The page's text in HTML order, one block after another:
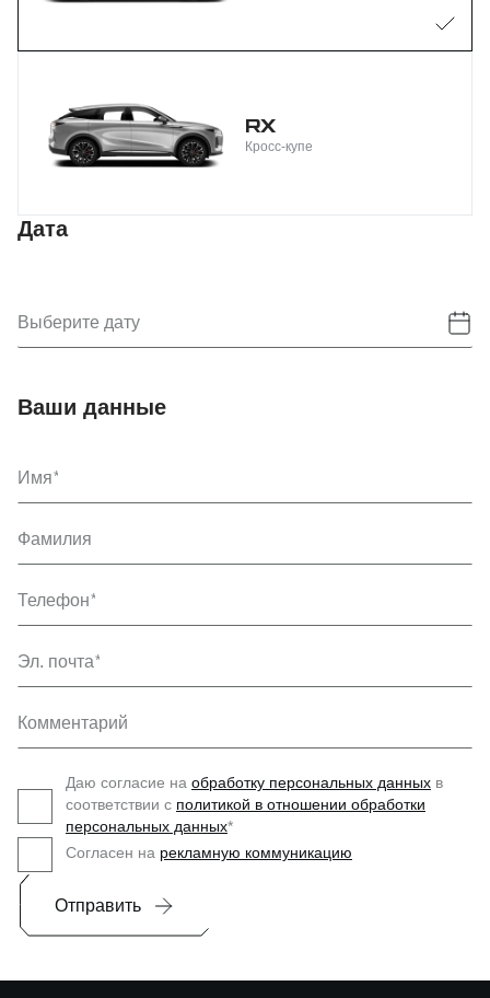
RX
Кросс-купе
Дата
Выберите дату
Ваши данные
Имя
Фамилия
Телефон
Эл. почта
Комментарий
Даю согласие на обработку персональных данных в
соответствии с политикой в отношении обработки
персональных данных*
Согласен на рекламную коммуникацию
Отправить